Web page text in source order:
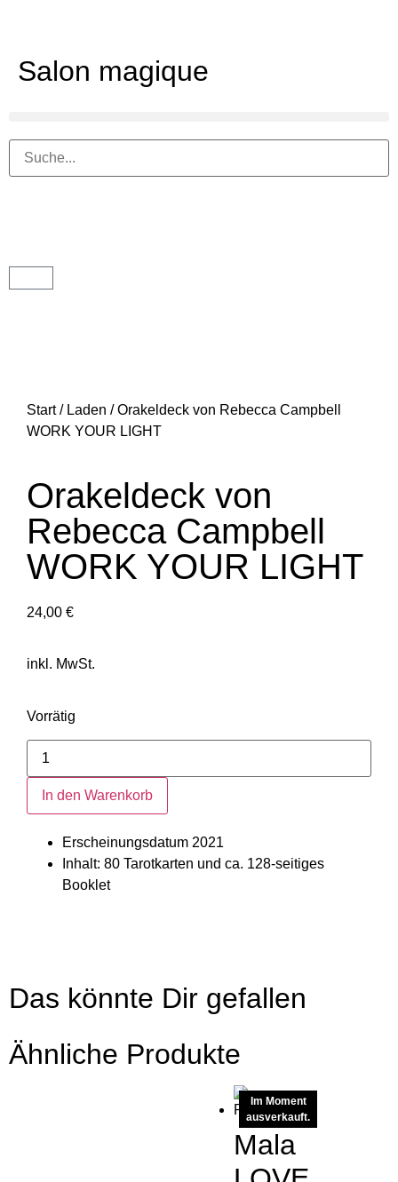
Salon magique
Start/ Laden / Orakeldeck von Rebecca Campbell
WORK YOUR LIGHT
Orakeldeck von
Rebecca Campbell
WORK YOUR LIGHT
24,00 €
inkl. MwSt.
Vorrätig
In den Warenkorb
Erscheinungsdatum 2021
Inhalt: 80 Tarotkarten und ca. 128-seitiges
Booklet
Das könnte Dir gefallen
Ähnliche Produkte
Im Moment
ausverkauft.
Mala